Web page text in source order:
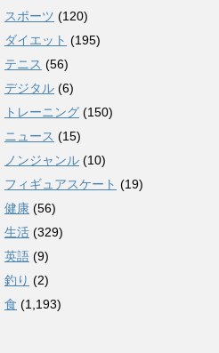
スポーツ (120)
ダイエット (195)
テニス (56)
デジタル (6)
トレーニング (150)
ニュース (15)
ノンジャンル (10)
フィギュアスケート (19)
健康 (56)
生活 (329)
英語 (9)
釣り (2)
食 (1,193)